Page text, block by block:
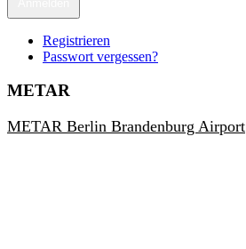
Registrieren
Passwort vergessen?
METAR
METAR Berlin Brandenburg Airport